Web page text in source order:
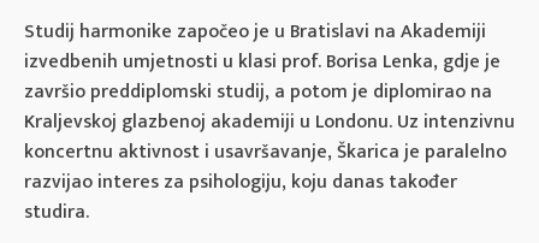
Studij harmonike započeo je u Bratislavi na Akademiji
izvedbenih umjetnosti u klasi prof. Borisa Lenka, gdje je
završio preddiplomski studij, a potom je diplomirao na
Kraljevskoj glazbenoj akademiji u Londonu. Uz intenzivnu
koncertnu aktivnost i usavršavanje, Škarica je paralelno
razvijao interes za psihologiju, koju danas također
studira.